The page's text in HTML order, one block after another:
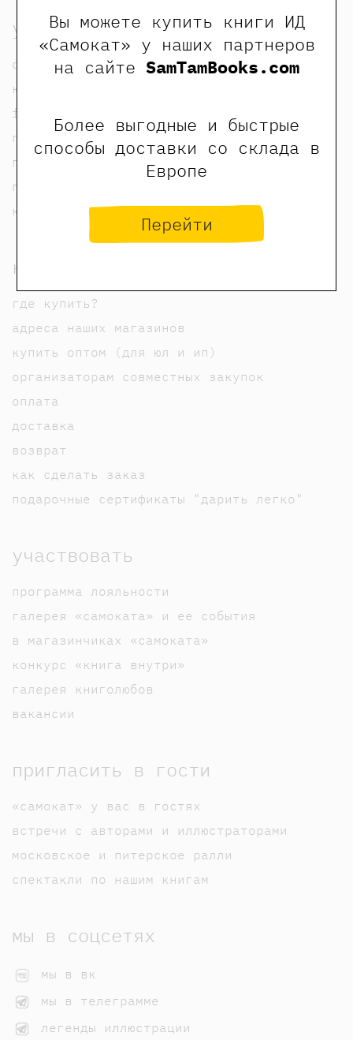
Вы можете купить книги ИД
«Самокат» у наших партнеров
на сайте SamTamBooks.com
Более выгодные и быстрые
способы доставки со склада в
Европе
Перейти
узнать
о нас
контакты
foreign rights contacts
политика конфиденциальности
публичная оферта
пользовательское соглашение
карта сайта
купить
где купить?
адреса наших магазинов
купить оптом (для юл и ип)
организаторам совместных закупок
оплата
доставка
возврат
как сделать заказ
подарочные сертификаты "дарить легко"
участвовать
программа лояльности
галерея «самоката» и ее события
в магазинчиках «самоката»
конкурс «книга внутри»
галерея книголюбов
вакансии
пригласить в гости
«самокат» у вас в гостях
встречи с авторами и иллюстраторами
московское и питерское ралли
спектакли по нашим книгам
мы в соцсетях
мы в вк
мы в телеграмме
легенды иллюстрации